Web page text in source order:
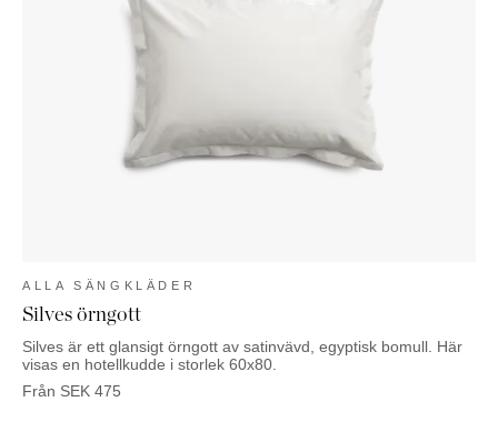
ALLA SÄNGKLÄDER
Silves örngott
Silves är ett glansigt örngott av satinvävd, egyptisk bomull. Här
visas en hotellkudde i storlek 60x80.
Från SEK 475